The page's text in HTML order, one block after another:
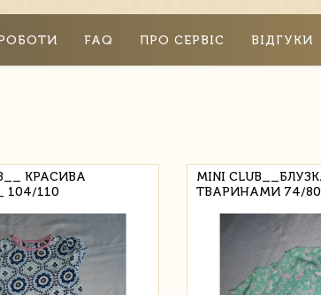
FAQ ПРО СЕРВІС ВІДГУКИ
КРАСИВА
104/110
MINI
ТВАРИНАМИ 74/80